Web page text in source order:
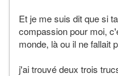
Et je me suis dit que si
compassion pour moi,
monde, là ou il ne fallait
j'ai trouvé deux trois